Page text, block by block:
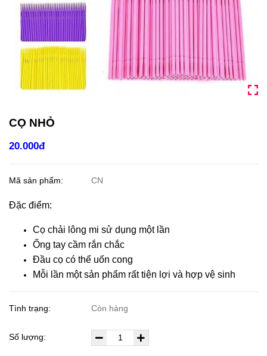
CỌ NHỎ
20.000đ
Mã sản phẩm: CN
Đặc điểm:
Cọ chải lông mi sử dụng một lần
Ống tay cầm rắn chắc
Đầu cọ có thể uốn cong
Mỗi lần một sản phẩm rất tiện lợi và hợp vệ sinh
Tình trạng: Còn hàng
Số lượng: